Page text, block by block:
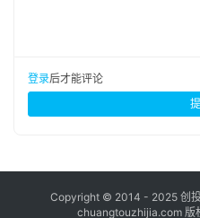
登录后才能评论
Copyright © 2014 - 2025 创
chuangtouzhijia.com 版